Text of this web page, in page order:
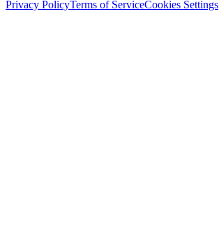
Privacy PolicyTerms of ServiceCookies Settings